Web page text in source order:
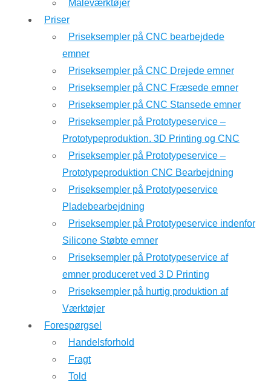
Måleværktøjer
Priser
Priseksempler på CNC bearbejdede
emner
Priseksempler på CNC Drejede emner
Priseksempler på CNC Fræsede emner
Priseksempler på CNC Stansede emner
Priseksempler på Prototypeservice –
Prototypeproduktion. 3D Printing og CNC
Priseksempler på Prototypeservice –
Prototypeproduktion CNC Bearbejdning
Priseksempler på Prototypeservice
Pladebearbejdning
Priseksempler på Prototypeservice indenfor
Silicone Støbte emner
Priseksempler på Prototypeservice af
emner produceret ved 3 D Printing
Priseksempler på hurtig produktion af
Værktøjer
Forespørgsel
Handelsforhold
Fragt
Told